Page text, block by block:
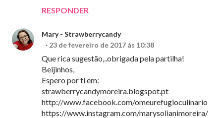
RESPONDER
Mary - Strawberrycandy
23 de fevereiro de 2017 às 10:38
Que rica sugestão,..obrigada pela partilha!
Beijinhos,
Espero por ti em:
strawberrycandymoreira.blogspot.pt
http://www.facebook.com/omeurefugioculinario
https://www.instagram.com/marysolianimoreira/